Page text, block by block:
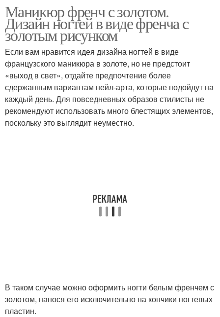
Френч с блесками
френча
Шикарный френч Френч со стразами
Френч с блестками
Маникюр френч с золотом.
Дизайн ногтей в виде френча с
золотым рисунком
Если вам нравится идея дизайна ногтей в виде
французского маникюра в золоте, но не предстоит
«выход в свет», отдайте предпочтение более
сдержанным вариантам нейл-арта, которые подойдут на
каждый день. Для повседневных образов стилисты не
рекомендуют использовать много блестящих элементов,
поскольку это выглядит неуместно.
В таком случае можно оформить ногти белым френчем с
золотом, нанося его исключительно на кончики ногтевых
пластин.